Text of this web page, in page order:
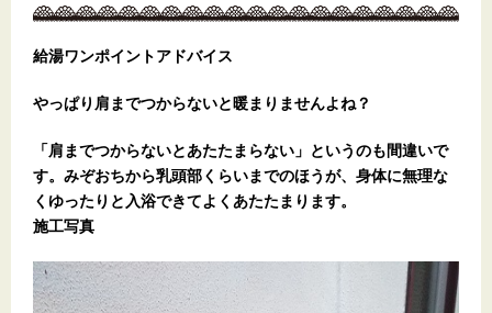
給湯ワンポイントアドバイス
やっぱり肩までつからないと暖まりませんよね？
「肩までつからないとあたたまらない」というのも間違いで
す。みぞおちから乳頭部くらいまでのほうが、身体に無理な
くゆったりと入浴できてよくあたたまります。
施工写真